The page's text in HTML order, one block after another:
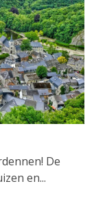
De
en...